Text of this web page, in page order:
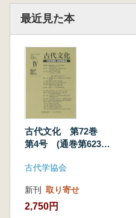
最近見た本
古代文化 第72巻
第4号 (通巻第623
墳文化(下)
古代学協会
新刊 取り寄せ
2,750円